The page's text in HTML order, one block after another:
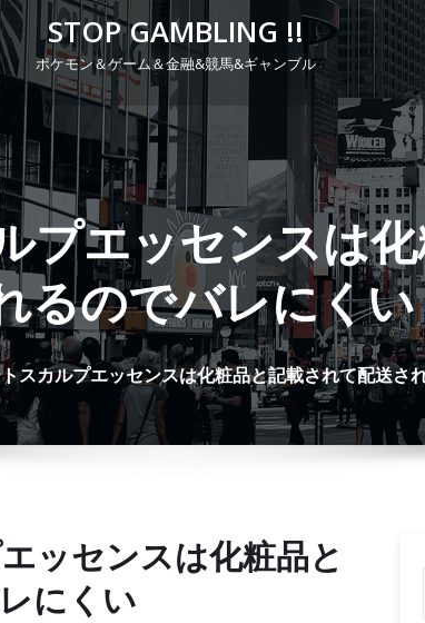
STOP GAMBLING !!
ポケモン＆ゲーム＆金融&競馬&ギャンブル
P
r
i
m
a
y
M
e
n
プエッセンスは
るのでバレにくい
スカルプエッセンスは化粧品と記載されて配送さ
ッセンスは化粧品と
にくい